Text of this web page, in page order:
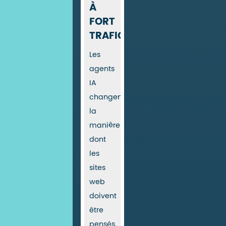
À
FORT
TRAFIC
Les
agents
IA
changent
la
manière
dont
les
sites
web
doivent
être
pensés.